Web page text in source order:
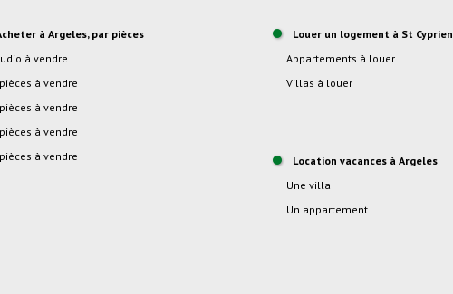
Acheter à Argeles, par pièces
à vendre
2 pièces à vendre
3 pièces à vendre
pièces à vendre
5 pièces à vendre
Louer un logement à St Cyprien
Appartements à louer
Villas à louer
location vacances à Argeles
Une villa
Un appartement